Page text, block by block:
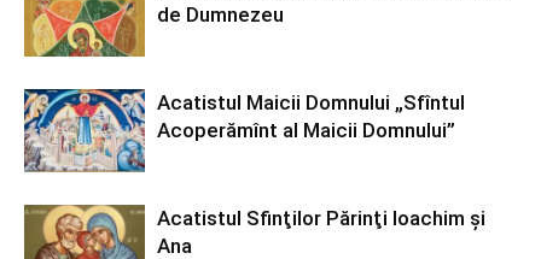
de Dumnezeu
Acatistul Maicii Domnului „Sfîntul
Acoperămînt al Maicii Domnului”
Acatistul Sfinţilor Părinţi Ioachim şi
Ana